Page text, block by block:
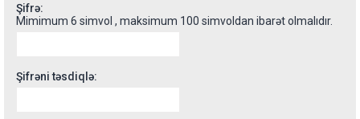
Şifrə:
Mimimum 6 simvol , maksimum 100 simvoldan ibarət olmalıdır.
Şifrəni təsdiqlə: